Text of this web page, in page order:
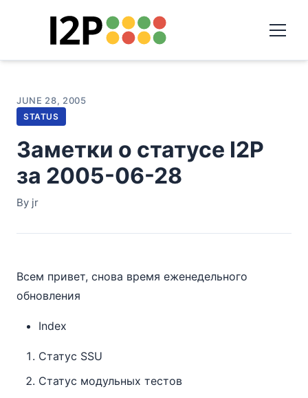
JUNE 28, 2005
STATUS
Заметки о статусе I2P
за 2005-06-28
By jr
Всем привет, снова время еженедельного
обновления
Index
Статус SSU
Статус модульных тестов